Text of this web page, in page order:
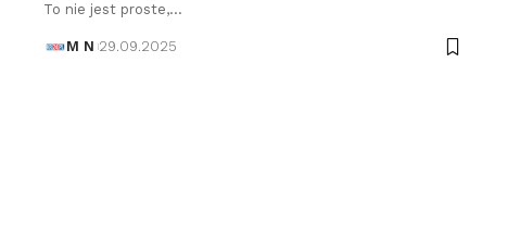
To nie jest proste,…
M N 29.09.2025